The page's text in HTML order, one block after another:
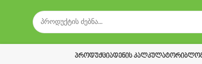
ᲞᲠᲝᲓᲣᲥᲪᲘᲐᲓᲔᲜᲘᲡ ᲙᲐᲚᲙᲣᲚᲐᲢᲝᲠᲘ